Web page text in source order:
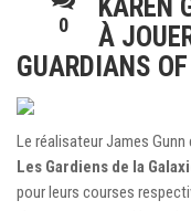
0
KAREN
À
GUARDIANS
Le réalisateur James
Les Gardiens de la
pour leurs courses